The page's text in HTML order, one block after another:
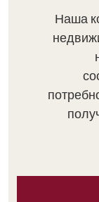
Наша